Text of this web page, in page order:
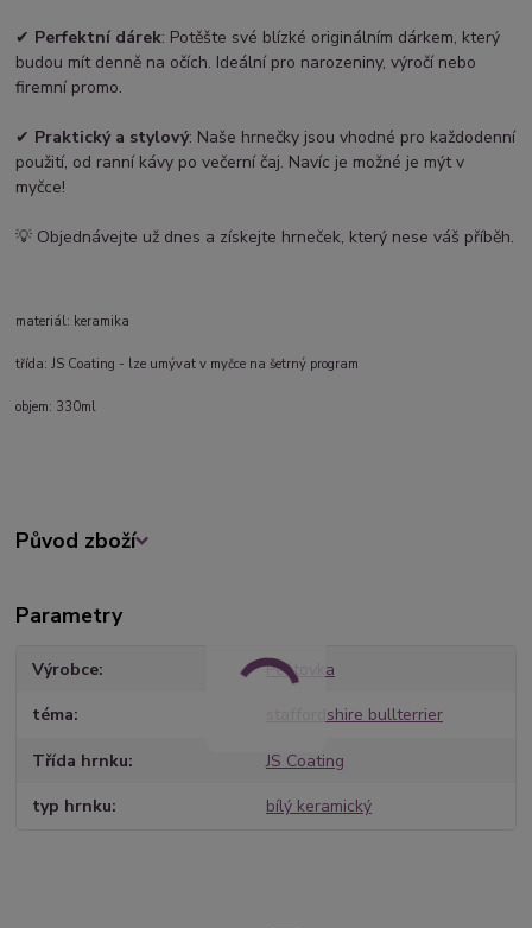
✔ Perfektní dárek: Potěšte své blízké originálním dárkem, který
budou mít denně na očích. Ideální pro narozeniny, výročí nebo
firemní promo.
✔ Praktický a stylový: Naše hrnečky jsou vhodné pro každodenní
použití, od ranní kávy po večerní čaj. Navíc je možné je mýt v
myčce!
💡 Objednávejte už dnes a získejte hrneček, který nese váš příběh.
materiál: keramika
třída: JS Coating - lze umývat v myčce na šetrný program
objem: 330ml
Původ zboží
Parametry
Výrobce Peštovka
téma staffordshire bullterrier
Třída hrnku JS Coating
typ hrnku bílý keramický